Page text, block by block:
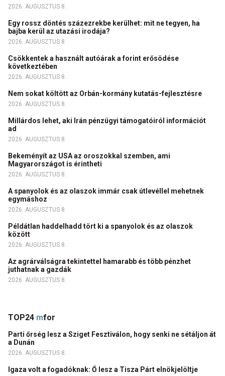
2026. AUGUSZTUS 8.
Egy rossz döntés százezrekbe kerülhet: mit ne tegyen, ha
bajba kerül az utazási irodája?
2026. AUGUSZTUS 8.
Csökkentek a használt autóárak a forint erősödése
következtében
2026. AUGUSZTUS 8.
Nem sokat költött az Orbán-kormány kutatás-fejlesztésre
2026. AUGUSZTUS 8.
Millárdos lehet, aki Irán pénzügyi támogatóiról információt
ad
2026. AUGUSZTUS 8.
Bekeményít az USA az oroszokkal szemben, ami
Magyarországot is érintheti
2026. AUGUSZTUS 8.
A spanyolok és az olaszok immár csak útlevéllel mehetnek
egymáshoz
2026. AUGUSZTUS 8.
Példátlan haddelhadd tört ki a spanyolok és az olaszok
között
2026. AUGUSZTUS 8.
Az agrárválságra tekintettel hamarabb és több pénzhet
juthatnak a gazdák
2026. AUGUSZTUS 8.
TOP24 mfor
Parti őrség lesz a Sziget Fesztiválon, hogy senki ne sétáljon át
a Dunán
2026. AUGUSZTUS 8.
Igaza volt a fogadóknak: Ő lesz a Tisza Párt elnökjelöltje